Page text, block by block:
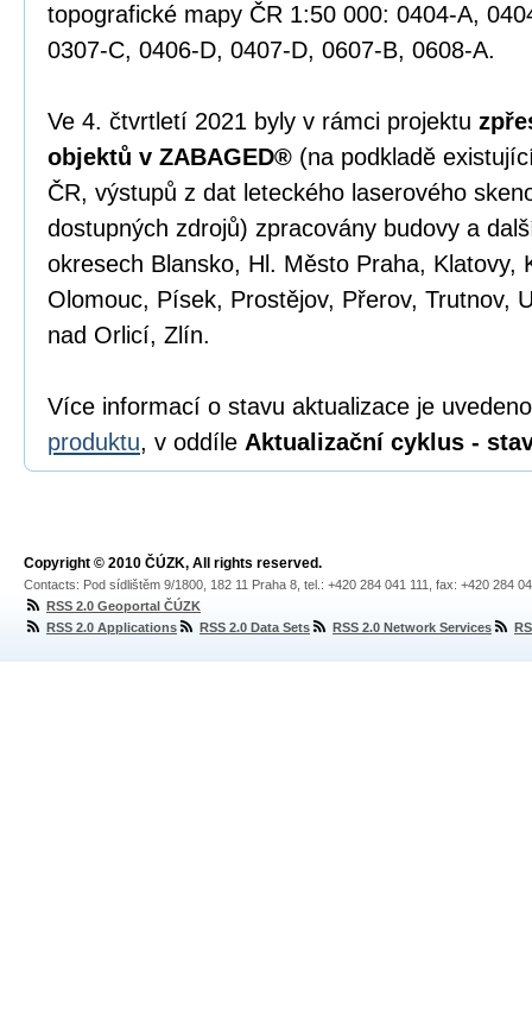
topografické mapy ČR 1:50 000: 0404-A,
0307-C, 0406-D, 0407-D, 0607-B, 0608-A.
Ve 4. čtvrtletí 2021 byly v rámci projektu
objektů v ZABAGED® (na podkladě
ČR, výstupů z dat leteckého laserového
dostupných zdrojů) zpracovány budovy a
okresech Blansko, Hl. Město Praha, Klatovy,
Olomouc, Písek, Prostějov, Přerov, Trutnov,
nad Orlicí, Zlín.
Více informací o stavu aktualizace je
produktu, v oddíle Aktualizační cyklus -
Copyright © 2010 ČÚZK, All rights reserved.
Contacts: Pod sídlištěm 9/1800, 182 11 Praha 8, tel.: +420 284 041 111, fax: +420 284
RSS 2.0 Geoportal ČÚZK
RSS 2.0 Applications
RSS 2.0 Data Sets RSS 2.0 Network Services